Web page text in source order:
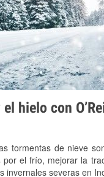
hielo con
tormentas de nieve
el frío, mejorar la
invernales severas en